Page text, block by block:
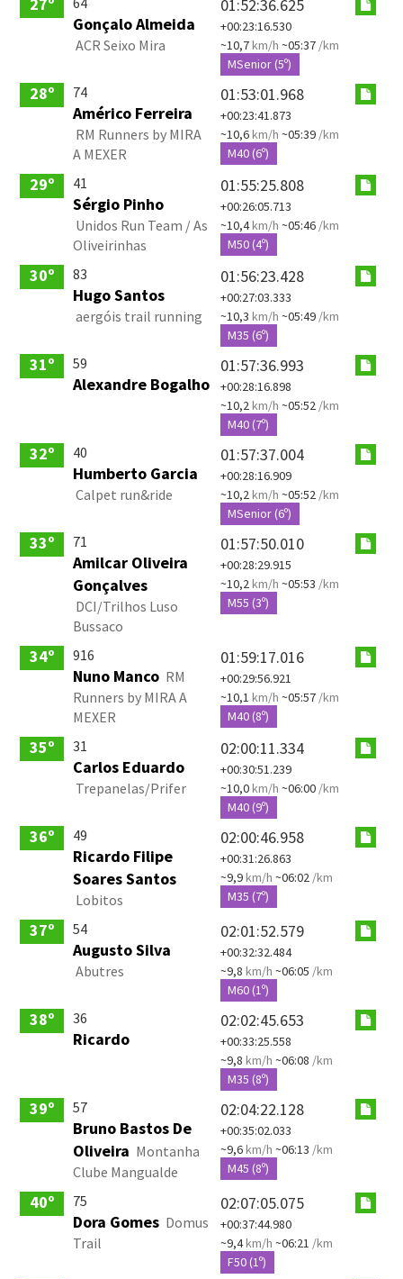
27º
Gonçalo Almeida
ACR Seixo Mira
01:52:36.625
+00:23:16.530
~10,7km/h ~05:37 /km
MSenior (5º)
28º 74
Américo Ferreira
RM Runners by MIRA
A MEXER
01:53:01.968
+00:23:41.873
~10,6km/h ~05:39 /km
M40 (6º)
29º 41
Sérgio Pinho
Unidos Run Team / As
Oliveirinhas
01:55:25.808
+00:26:05.713
~10,4km/h ~05:46 /km
M50 (4º)
30º 83
Hugo Santos
aergóis trail running
01:56:23.428
+00:27:03.333
~10,3 km/h ~05:49 /km
M35 (6º)
31º 59
Alexandre Bogalho
01:57:36.993
+00:28:16.898
~10,2km/h ~05:52 /km
M40 (7º)
32º 40
Humberto Garcia
Calpet run&ride
01:57:37.004
+00:28:16.909
~10,2km/h ~05:52 /km
MSenior (6º)
33º 71
Amilcar Oliveira
Gonçalves
DCI/Trilhos Luso
Bussaco
01:57:50.010
+00:28:29.915
~10,2km/h ~05:53 /km
M55 (3º)
34º 916
Nuno Manco RM
Runners by MIRA A
MEXER
01:59:17.016
+00:29:56.921
~10,1 km/h ~05:57 /km
M40 (8º)
35º 31
Carlos Eduardo
Trepanelas/Prifer
02:00:11.334
+00:30:51.239
~10,0km/h ~06:00 /km
M40 (9º)
36º 49
Ricardo Filipe
Soares Santos
Lobitos
02:00:46.958
+00:31:26.863
~9,9km/h ~06:02 /km
M35 (7º)
37º 54
Augusto Silva
Abutres
02:01:52.579
+00:32:32.484
~9,8 km/h ~06:05 /km
M60 (1º)
38º 36
Ricardo
02:02:45.653
+00:33:25.558
~9,8 km/h ~06:08 /km
M35 (8º)
39º 57
Bruno Bastos De
Oliveira Montanha
Clube Mangualde
02:04:22.128
+00:35:02.033
~9,6km/h ~06:13 /km
M45 (8º)
40º 75
Dora Gomes Domus
Trail
02:07:05.075
+00:37:44.980
~9,4km/h ~06:21 /km
F50 (1º)